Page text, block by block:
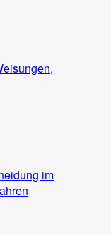
im